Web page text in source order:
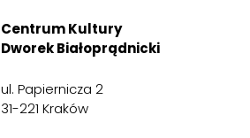
Centrum Kultury
Dworek Białoprądnicki
ul. Papiernicza 2
31-221 Kraków